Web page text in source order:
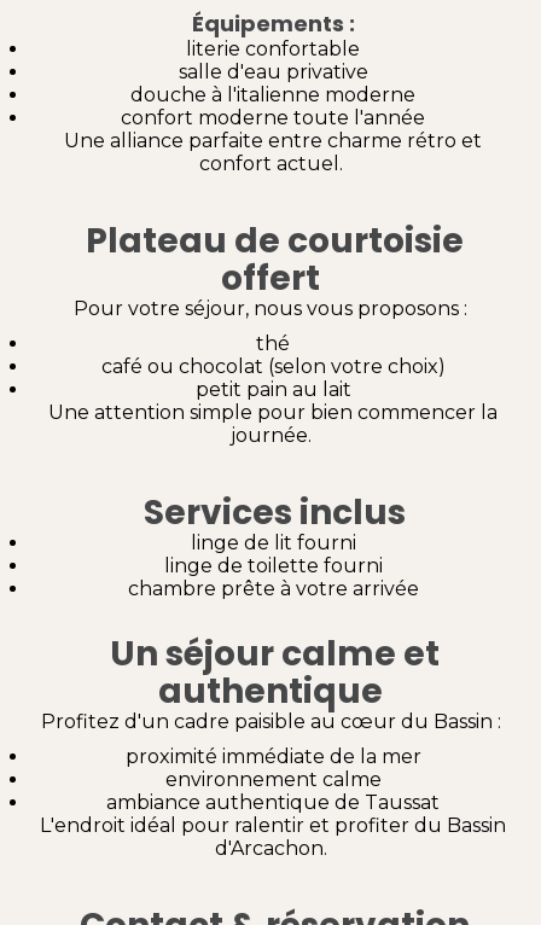
Équipements :
literie confortable
salle d'eau privative
douche à l'italienne moderne
confort moderne toute l'année
Une alliance parfaite entre charme rétro et
confort actuel.
Plateau de courtoisie
offert
Pour votre séjour, nous vous proposons :
thé
café ou chocolat (selon votre choix)
petit pain au lait
Une attention simple pour bien commencer la
journée.
Services inclus
linge de lit fourni
linge de toilette fourni
chambre prête à votre arrivée
Un séjour calme et
authentique
Profitez d'un cadre paisible au cœur du Bassin :
proximité immédiate de la mer
environnement calme
ambiance authentique de Taussat
L'endroit idéal pour ralentir et profiter du Bassin
d'Arcachon.